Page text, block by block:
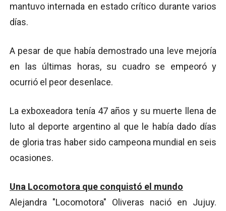
mantuvo internada en estado crítico durante varios
días.
A pesar de que había demostrado una leve mejoría
en las últimas horas, su cuadro se empeoró y
ocurrió el peor desenlace.
La exboxeadora tenía 47 años y su muerte llena de
luto al deporte argentino al que le había dado días
de gloria tras haber sido campeona mundial en seis
ocasiones.
Una Locomotora que conquistó el mundo
Alejandra "Locomotora" Oliveras nació en Jujuy.